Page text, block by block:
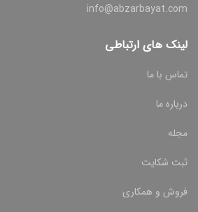
info@abzarbayat.com
لینک های ارتباطی
تماس با ما
درباره ما
مجله
ثبت شکایت
فروش و همکاری